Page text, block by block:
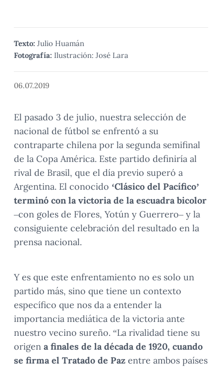
Texto: Julio Huamán
Fotografía: Ilustración: José Lara
06.07.2019
El pasado 3 de julio, nuestra selección de
nacional de fútbol se enfrentó a su
contraparte chilena por la segunda semifinal
de la Copa América. Este partido definiría al
rival de Brasil, que el día previo superó a
Argentina. El conocido ‘Clásico del Pacífico’
terminó con la victoria de la escuadra bicolor
–con goles de Flores, Yotún y Guerrero– y la
consiguiente celebración del resultado en la
prensa nacional.
Y es que este enfrentamiento no es solo un
partido más, sino que tiene un contexto
específico que nos da a entender la
importancia mediática de la victoria ante
nuestro vecino sureño. “La rivalidad tiene su
origen a finales de la década de 1920, cuando
se firma el Tratado de Paz entre ambos países